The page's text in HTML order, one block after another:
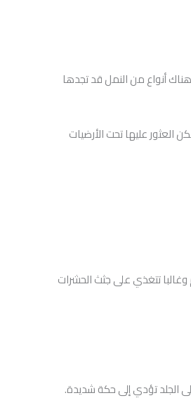
أنواع من النمل قد تجدها
عليها تحت الأرضيات
وغالبا تتغذي على جثث الحشرات
الجلد تؤدي إلى حكة شديدة.